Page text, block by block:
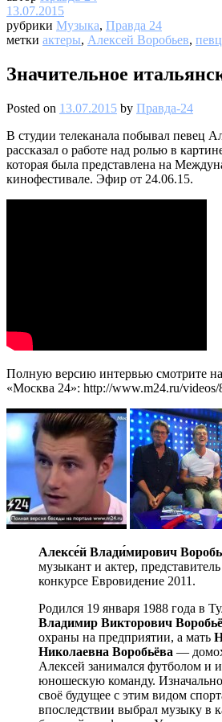
13.07.2015
рубрики Музыка, Правда 24
метки актеры, Алексей Воробьев,
Значительное
Posted on 13.07.2015 by Правда-24
В студии телеканала побывал певец
рассказал о работе над ролью в
которая была представлена на
кинофестивале. Эфир от 24.06.15.
Полную версию интервью смотрите на
«Москва 24»: http://www.m24.ru/videos/
Алексе́й Влади́мирович
музыкант и актер,
конкурсе Евровидение 2011.
Родился 19 января 1988 года в
Владимир Викторович
охраны на предприятии, а мать
Николаевна Воробьёва —
Алексей занимался футболом и
юношескую команду. Изначально
своё будущее с этим видом
впоследствии выбрал музыку в